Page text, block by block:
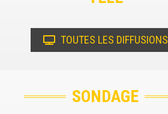
TOUTES LES DIFFUSIONS
SONDAGE